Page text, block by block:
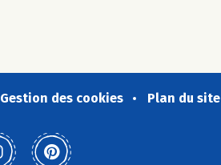
Gestion des cookies Plan du site